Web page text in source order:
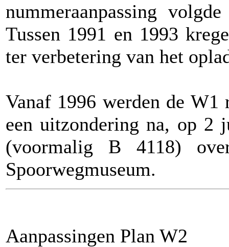
nummeraanpassing
Tussen 1991 en 1993
ter verbetering van het
Vanaf 1996 werden de
een uitzondering na, op 2
(voormalig B 4118)
Spoorwegmuseum.
Aanpassingen Plan W2